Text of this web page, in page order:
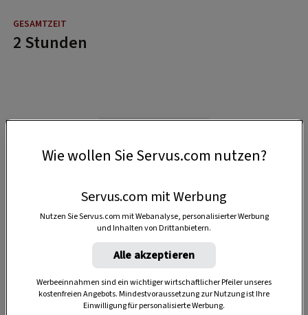
2 Stunden
Wie wollen Sie Servus.com nutzen?
Servus.com mit Werbung
Nutzen Sie Servus.com mit Webanalyse, personalisierter Werbung
und Inhalten von Drittanbietern.
Alle akzeptieren
Werbeeinnahmen sind ein wichtiger wirtschaftlicher Pfeiler unseres
kostenfreien Angebots. Mindestvoraussetzung zur Nutzung ist Ihre
Einwilligung für personalisierte Werbung.